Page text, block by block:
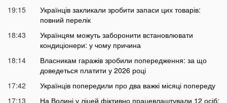
19:15
Українців закликали зробити запаси цих товарів:
повний перелік
18:43
Українцям можуть заборонити встановлювати
кондиціонери: у чому причина
18:14
Власникам гаражів зробили попередження: за що
доведеться платити у 2026 році
17:42
Українців попередили про два важкі місяці попереду
17:13
На Волині у ліцей фіктивно працевлаштували 12 осіб: